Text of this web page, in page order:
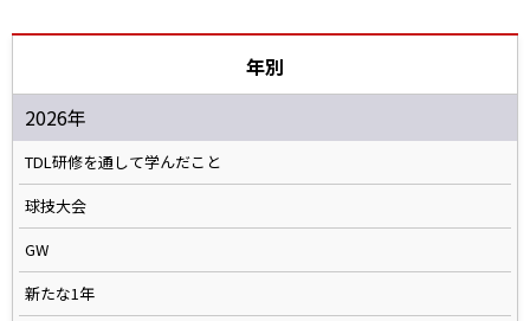
年別
2026年
TDL研修を通して学んだこと
球技大会
GW
新たな1年